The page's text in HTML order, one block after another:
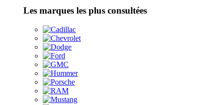
Les marques les plus consultées